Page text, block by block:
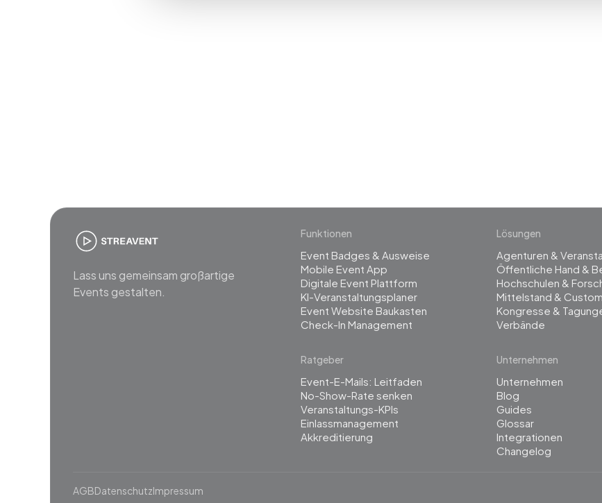
Lass uns gemeinsam großartige
Events gestalten.
Funktionen
Event Badges & Ausweise
Mobile Event App
Digitale Event Plattform
KI-Veranstaltungsplaner
Event Website Baukasten
Check-In Management
Lösungen
Agenturen &
Öffentliche Hand &
Hochschulen &
Mittelstand &
Kongresse &
Verbände
Ratgeber
Event-E-Mails: Leitfaden
No-Show-Rate senken
Veranstaltungs-KPIs
Einlassmanagement
Akkreditierung
Unternehmen
Unternehmen
Blog
Guides
Glossar
Integrationen
Changelog
AGBDatenschutzImpressum